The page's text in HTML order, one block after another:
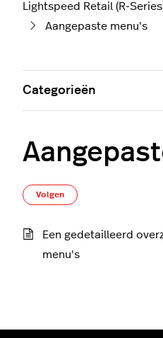
Lightspeed Retail (R-
Aangepaste menu's
Volgen
Een gedetailleerd
menu's
Categorieën